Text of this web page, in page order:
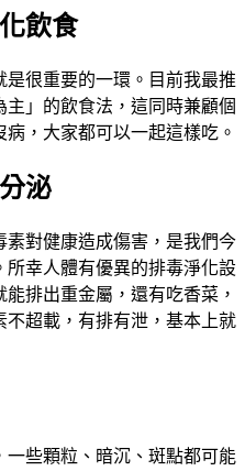
飲食
很重要的一環。目前我最推
」的飲食法，這同時兼顧個
，大家都可以一起這樣吃。
泌
對健康造成傷害，是我們今
幸人體有優異的排毒淨化設
排出重金屬，還有吃香菜，
超載，有排有泄，基本上就
些顆粒、暗沉、斑點都可能